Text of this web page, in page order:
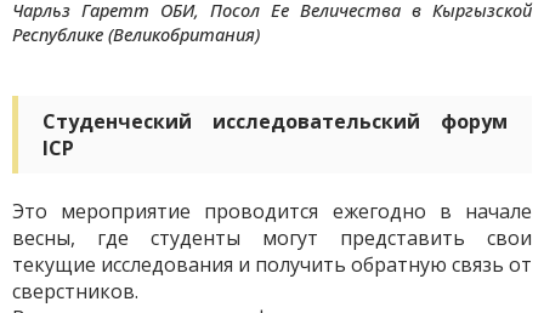
Чарльз Гаретт ОБИ, Посол Ее Величества в Кыргызской
Республике (Великобритания)
Студенческий исследовательский форум
ICP
Это мероприятие проводится ежегодно в начале
весны, где студенты могут представить свои
текущие исследования и получить обратную связь от
сверстников.